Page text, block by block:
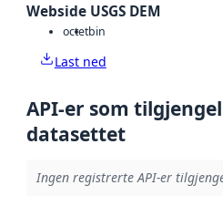
Webside USGS DEM
octetbin
Last ned
API-er som
datasettet
Ingen registrerte API-er